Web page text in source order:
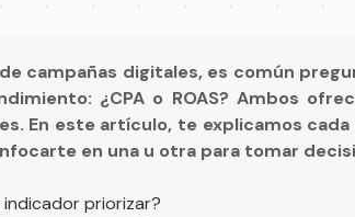
campañas digitales, es común
¿CPA o ROAS? Ambos
En este artículo, te explicamos
en una u otra para tomar
indicador priorizar?